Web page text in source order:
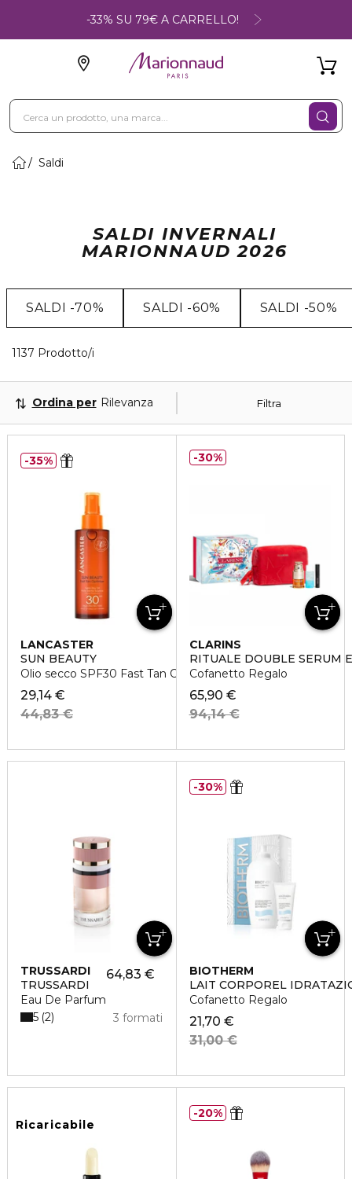
-33% SU 79€ A CARRELLO!
Saldi
SALDI INVERNALI
MARIONNAUD 2026
SALDI -70% SALDI -60% SALDI -50%
1137 Prodotto/i
Filtra
Ordina per Rilevanza
LANCASTER
SUN BEAUTY
Olio secco SPF30 Fast Tan Optimizer
29,14 €
44,83 €
35%
CLARINS
RITUALE DOUBLE SERUM
Cofanetto Regalo
65,90 €
94,14 €
30%
TRUSSARDI
TRUSSARDI
Eau De Parfum
64,83 €
3 formati
5 2
BIOTHERM
LAIT CORPOREL
Cofanetto Regalo
21,70 €
31,00 €
30%
Ricaricabile
20%